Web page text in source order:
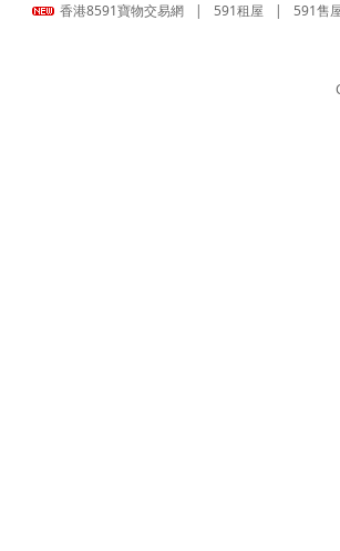
香港8591寶物交易網 | 591租屋 | 591售